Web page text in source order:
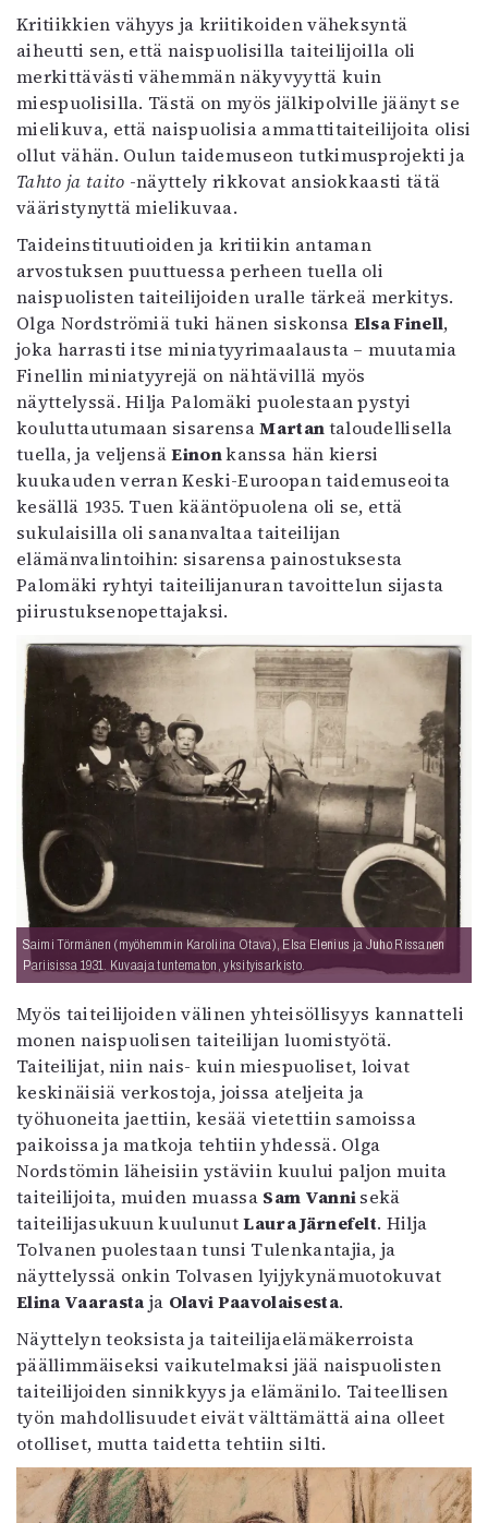
Kritiikkien vähyys ja kriitikoiden väheksyntä
aiheutti sen, että naispuolisilla taiteilijoilla oli
merkittävästi vähemmän näkyvyyttä kuin
miespuolisilla. Tästä on myös jälkipolville jäänyt se
mielikuva, että naispuolisia ammattitaiteilijoita olisi
ollut vähän. Oulun taidemuseon tutkimusprojekti ja
Tahto ja taito -näyttely rikkovat ansiokkaasti tätä
vääristynyttä mielikuvaa.
Taideinstituutioiden ja kritiikin antaman
arvostuksen puuttuessa perheen tuella oli
naispuolisten taiteilijoiden uralle tärkeä merkitys.
Olga Nordströmiä tuki hänen siskonsa Elsa Finell,
joka harrasti itse miniatyyrimaalausta – muutamia
Finellin miniatyyrejä on nähtävillä myös
näyttelyssä. Hilja Palomäki puolestaan pystyi
kouluttautumaan sisarensaMartantaloudellisella
tuella, ja veljensäEinonkanssa hän kiersi
kuukauden verran Keski-Euroopan taidemuseoita
kesällä 1935. Tuen kääntöpuolena oli se, että
sukulaisilla oli sananvaltaa taiteilijan
elämänvalintoihin: sisarensa painostuksesta
Palomäki ryhtyi taiteilijanuran tavoittelun sijasta
piirustuksenopettajaksi.
Saimi Törmänen (myöhemmin Karoliina Otava), Elsa Elenius ja Juho Rissanen
Pariisissa 1931. Kuvaaja tuntematon, yksityisarkisto.
Myös taiteilijoiden välinen yhteisöllisyys kannatteli
monen naispuolisen taiteilijan luomistyötä.
Taiteilijat, niin nais- kuin miespuoliset, loivat
keskinäisiä verkostoja, joissa ateljeita ja
työhuoneita jaettiin, kesää vietettiin samoissa
paikoissa ja matkoja tehtiin yhdessä. Olga
Nordstömin läheisiin ystäviin kuului paljon muita
taiteilijoita, muiden muassa Sam Vannisekä
taiteilijasukuun kuulunutLaura Järnefelt. Hilja
Tolvanen puolestaan tunsi Tulenkantajia, ja
näyttelyssä onkin Tolvasen lyijykynämuotokuvat
Elina Vaarasta ja Olavi Paavolaisesta.
Näyttelyn teoksista ja taiteilijaelämäkerroista
päällimmäiseksi vaikutelmaksi jää naispuolisten
taiteilijoiden sinnikkyys ja elämänilo. Taiteellisen
työn mahdollisuudet eivät välttämättä aina olleet
otolliset, mutta taidetta tehtiin silti.